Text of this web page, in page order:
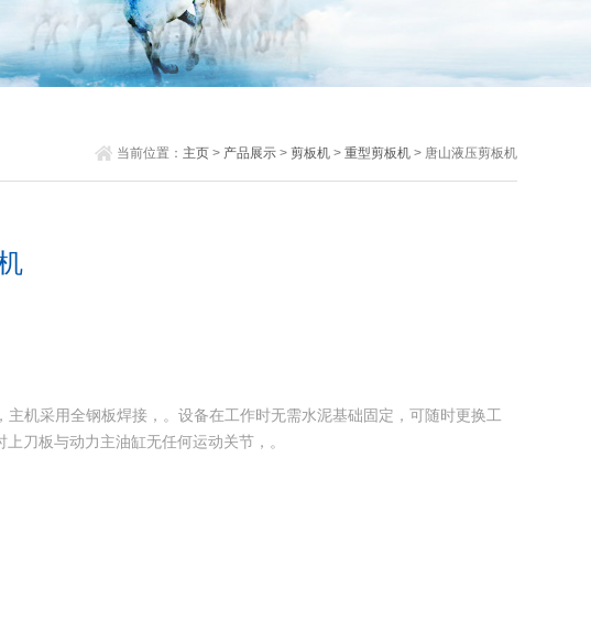
当前位置： 主页> 产品展示> 剪板机> 重型剪板机> 唐山液压剪板机
主机采用全钢板焊接，。设备在工作时无需水泥基础固定，可随时更换工
刀板与动力主油缸无任何运动关节，。